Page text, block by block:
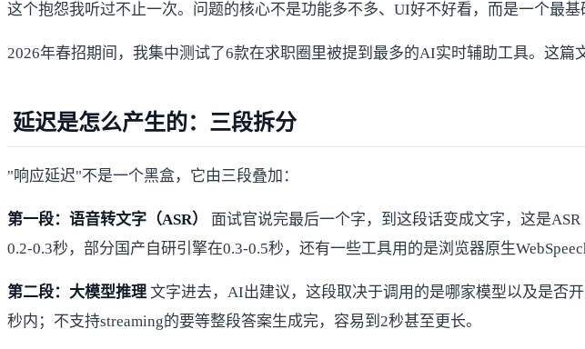
这个抱怨我听过不止一次。问题的核心不是功能多不多、UI好不好看，而是一个最基
2026年春招期间，我集中测试了6款在求职圈里被提到最多的AI实时辅助工具。这篇
延迟是怎么产生的：三段拆分
"响应延迟"不是一个黑盒，它由三段叠加：
第一段：语音转文字（ASR）
面试官说完最后一个字，到这段话变成文字，这是
0.2-0.3秒，部分国产自研引擎在0.3-0.5秒，还有一些工具用的是浏览器原生
第二段：大模型推理 文字进去，AI出建议，这段取决于调用的是哪家模型以及是否
秒内；不支持streaming的要等整段答案生成完，容易到2秒甚至更长。